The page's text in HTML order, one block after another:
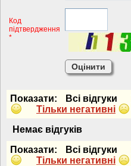
Код
підтвердження
*
Показати: Всi вiдгуки
Тiльки негативнi
Немає вiдгукiв
Показати: Всi вiдгуки
Тiльки негативнi